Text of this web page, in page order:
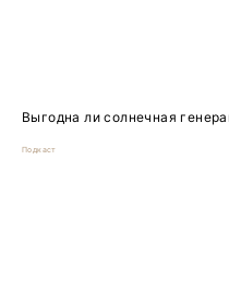
Выгодна ли солнечная
Подкаст